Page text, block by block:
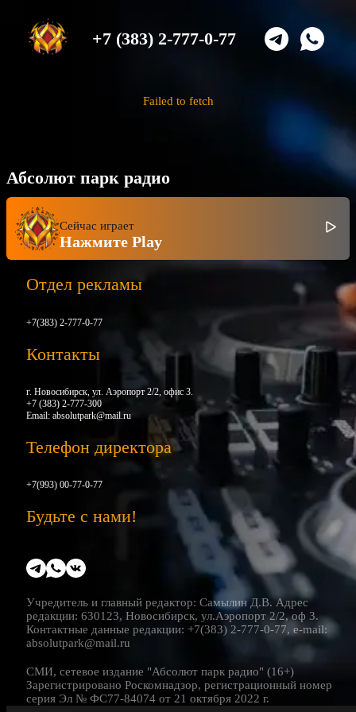
+7 (383) 2-777-0-77
Failed to fetch
Абсолют парк радио
Сейчас играет
Нажмите Play
Отдел рекламы
+7(383) 2-777-0-77
Контакты
г. Новосибирск, ул. Аэропорт 2/2, офис 3.
+7 (383) 2-777-300
Email: absolutpark@mail.ru
Телефон директора
+7(993) 00-77-0-77
Будьте с нами!
Учредитель и главный редактор: Самылин Д.В. Адрес
редакции: 630123, Новосибирск, ул.Аэропорт 2/2, оф 3.
Контактные данные редакции: +7(383) 2-777-0-77, e-mail:
absolutpark@mail.ru
СМИ, сетевое издание "Абсолют парк радио" (16+)
Зарегистрировано Роскомнадзор, регистрационный номер
серия Эл № ФС77-84074 от 21 октября 2022 г.